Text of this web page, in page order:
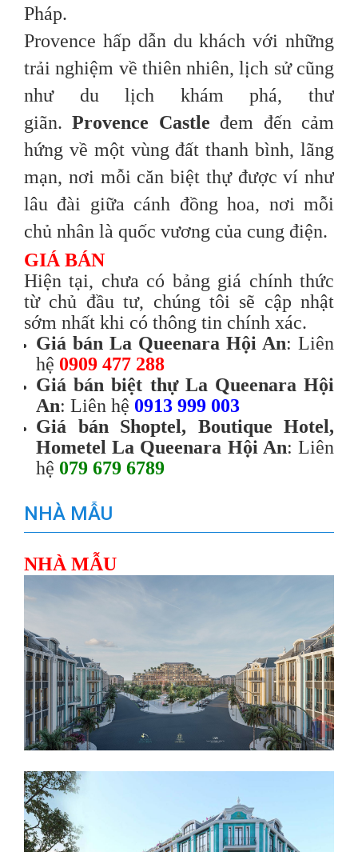
Pháp.
Provence hấp dẫn du khách với những
trải nghiệm về thiên nhiên, lịch sử cũng
như du lịch khám phá, thư
giãn.Provence Castle đem đến cảm
hứng về một vùng đất thanh bình, lãng
mạn, nơi mỗi căn biệt thự được ví như
lâu đài giữa cánh đồng hoa, nơi mỗi
chủ nhân là quốc vương của cung điện.
GIÁ BÁN
Hiện tại, chưa có bảng giá chính thức
từ chủ đầu tư, chúng tôi sẽ cập nhật
sớm nhất khi có thông tin chính xác.
Giá bán La Queenara Hội An: Liên
hệ 0909 477 288
Giá bán biệt thự La Queenara Hội
An: Liên hệ 0913 999 003
Giá bán Shoptel, Boutique Hotel,
Hometel La Queenara Hội An: Liên
hệ 079 679 6789
NHÀ MẪU
NHÀ MẪU